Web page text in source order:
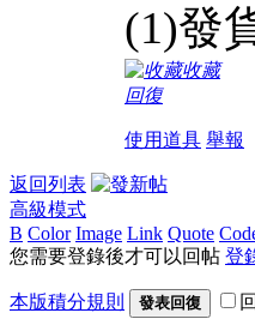
(1)發
收藏
回復
使用道具 舉報
返回列表
高級模式
B Color Image Link Quote
您需要登錄後才可以回帖 登
本版積分規則 發表回復